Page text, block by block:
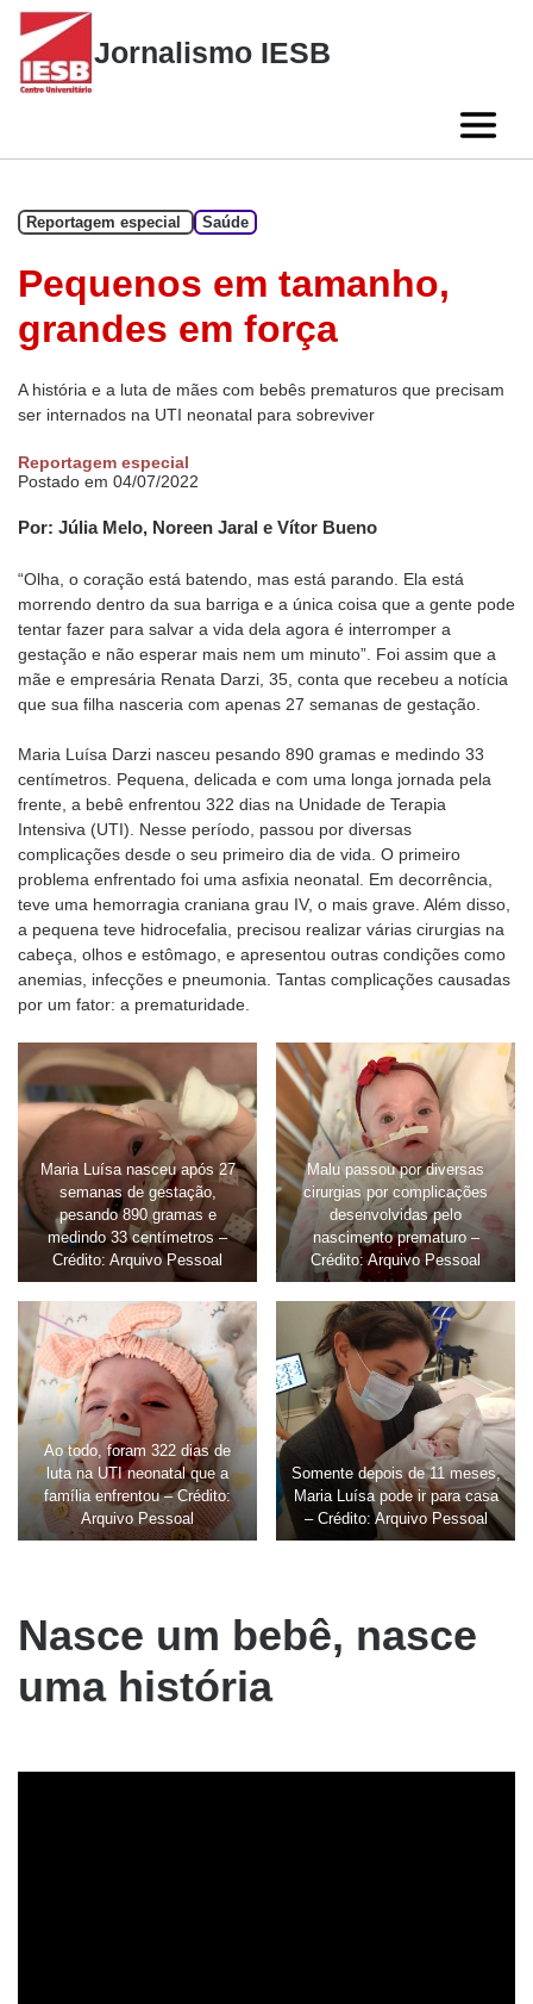
Skip
content
Jornalismo IESB
Reportagem especial Saúde
Pequenos em tamanho,
grandes em força
A história e a luta de mães com bebês prematuros que precisam
ser internados na UTI neonatal para sobreviver
Reportagem especial
Postado em 04/07/2022
Por: Júlia Melo, Noreen Jaral e Vítor Bueno
“Olha, o coração está batendo, mas está parando. Ela está
morrendo dentro da sua barriga e a única coisa que a gente pode
tentar fazer para salvar a vida dela agora é interromper a
gestação e não esperar mais nem um minuto”. Foi assim que a
mãe e empresária Renata Darzi, 35, conta que recebeu a notícia
que sua filha nasceria com apenas 27 semanas de gestação.
Maria Luísa Darzi nasceu pesando 890 gramas e medindo 33
centímetros. Pequena, delicada e com uma longa jornada pela
frente, a bebê enfrentou 322 dias na Unidade de Terapia
Intensiva (UTI). Nesse período, passou por diversas
complicações desde o seu primeiro dia de vida. O primeiro
problema enfrentado foi uma asfixia neonatal. Em decorrência,
teve uma hemorragia craniana grau IV, o mais grave. Além disso,
a pequena teve hidrocefalia, precisou realizar várias cirurgias na
cabeça, olhos e estômago, e apresentou outras condições como
anemias, infecções e pneumonia. Tantas complicações causadas
por um fator: a prematuridade.
Maria Luísa nasceu após 27
semanas de gestação,
pesando 890 gramas e
medindo 33 centímetros –
Crédito: Arquivo Pessoal
Malu passou por diversas
cirurgias por complicações
desenvolvidas pelo
nascimento prematuro –
Crédito: Arquivo Pessoal
Ao todo, foram 322 dias de
luta na UTI neonatal que a
família enfrentou – Crédito:
Arquivo Pessoal
Somente depois de 11 meses,
Maria Luísa pode ir para casa
– Crédito: Arquivo Pessoal
Nasce um bebê, nasce
uma história